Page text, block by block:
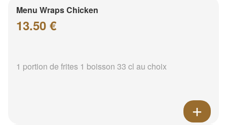
Menu Wraps Chicken
13.50 €
1 portion de frites 1 boisson 33 cl au choix